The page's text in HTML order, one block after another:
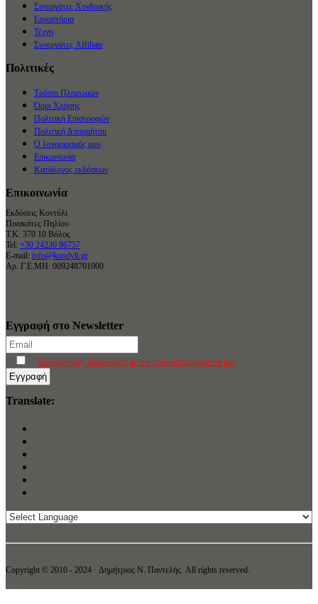
Συνεργάτες Χονδρικής
Εργαστήρια
Τέχνη
Συνεργάτες Affiliate
Πολιτικές
Τρόποι Πληρωμών
Όροι Χρήσης
Πολιτική Επιστροφών
Πολιτική Απορρήτου
Ο λογαριασμός μου
Επικοινωνία
Κατάλογος εκδόσεων
Επικοινωνία
Εκδόσεις Κοντύλι
Πινακάτες Πηλίου
Τ.Κ. 370 10 Βόλος
Tel: +30 24230 86757
E-mail: info@kondyli.gr
Αρ. Γ.Ε.ΜΗ: 009248701000
Εγγραφή στο Newsletter
Συνεχίζοντας, συμφωνείτε με την πολιτική απορρήτου μας
Translate:
Copyright © 2010 - 2024 · Δημήτριος N. Παντελής. All rights reserved.